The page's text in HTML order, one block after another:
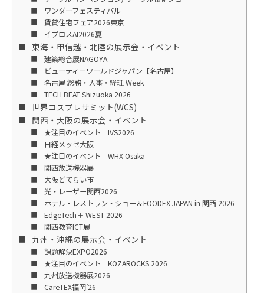
ワンダーフェスティバル
賃貸住宅フェア2026東京
イプロスAI2026夏
東海・甲信越・北陸の展示会・イベント
建築総合展NAGOYA
ビューティーワールドジャパン【名古屋】
名古屋 総務・人事・経理 Week
TECH BEAT Shizuoka 2026
世界コスプレサミット(WCS)
関西・大阪の展示会・イベント
★注目のイベント IVS2026
日経メッセ大阪
★注目のイベント WHX Osaka
関西放送機器展
大阪どてらい市
光・レーザー関西2026
ホテル・レストラン・ショー＆FOODEX JAPAN in 関西 2026
EdgeTech＋ WEST 2026
関西教育ICT展
九州・沖縄の展示会・イベント
課題解決EXPO2026
★注目のイベント KOZAROCKS 2026
九州放送機器展2026
CareTEX福岡’26